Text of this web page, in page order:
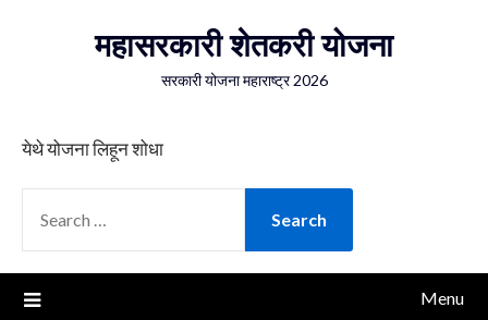
महासरकारी शेतकरी योजना
सरकारी योजना महाराष्ट्र 2026
येथे योजना लिहून शोधा
FOR:
Menu